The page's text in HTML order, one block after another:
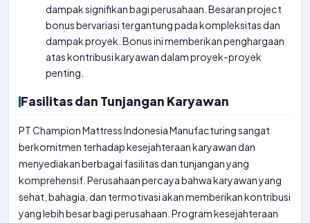
dampak signifikan bagi perusahaan. Besaran project
bonus bervariasi tergantung pada kompleksitas dan
dampak proyek. Bonus ini memberikan penghargaan
atas kontribusi karyawan dalam proyek-proyek
penting.
Fasilitas dan Tunjangan Karyawan
PT Champion Mattress Indonesia Manufacturing sangat
berkomitmen terhadap kesejahteraan karyawan dan
menyediakan berbagai fasilitas dan tunjangan yang
komprehensif. Perusahaan percaya bahwa karyawan yang
sehat, bahagia, dan termotivasi akan memberikan kontribusi
yang lebih besar bagi perusahaan. Program kesejahteraan